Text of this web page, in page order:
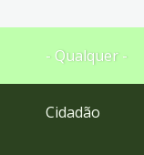
Ir
rodapé
- Qualquer -
Cidadão